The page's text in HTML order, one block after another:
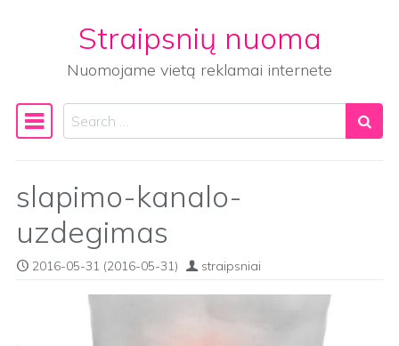
Straipsnių nuoma
Nuomojame vietą reklamai internete
Main Navigation
Search
slapimo-kanalo-
uzdegimas
2016-05-31 (2016-05-31) straipsniai